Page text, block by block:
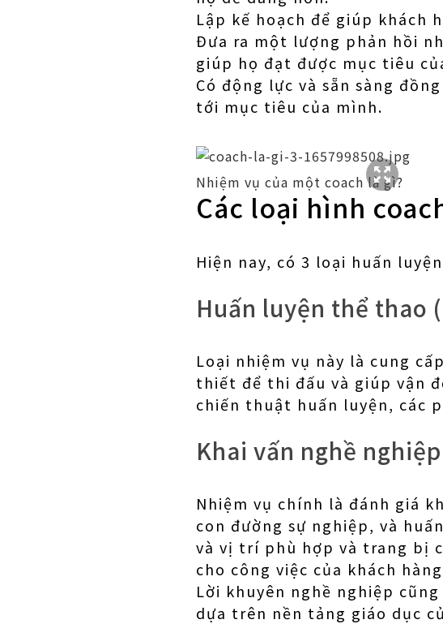
Lập kế hoạch để giúp khách
Đưa ra một lượng phản hồi
giúp họ đạt được mục tiêu
Có động lực và sẵn sàng
tới mục tiêu của mình.
Nhiệm vụ của một coach là gì?
Các loại hình
Hiện nay, có 3 loại huấn
Huấn luyện thể thao
Loại nhiệm vụ này là cung
thiết để thi đấu và giúp vận
chiến thuật huấn luyện, các
Khai vấn nghề
Nhiệm vụ chính là đánh giá
con đường sự nghiệp, và
và vị trí phù hợp và trang bị
cho công việc của khách
Lời khuyên nghề nghiệp
dựa trên nền tảng giáo dục